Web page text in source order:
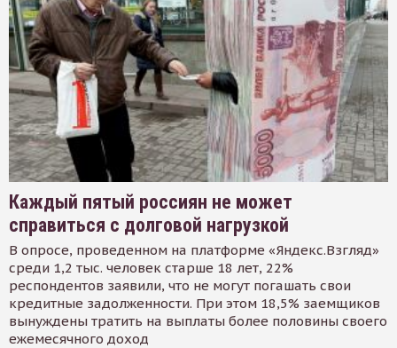
Каждый пятый россиян не может
справиться с долговой нагрузкой
В опросе, проведенном на платформе «Яндекс.Взгляд»
среди 1,2 тыс. человек старше 18 лет, 22%
респондентов заявили, что не могут погашать свои
кредитные задолженности. При этом 18,5% заемщиков
вынуждены тратить на выплаты более половины своего
ежемесячного доход